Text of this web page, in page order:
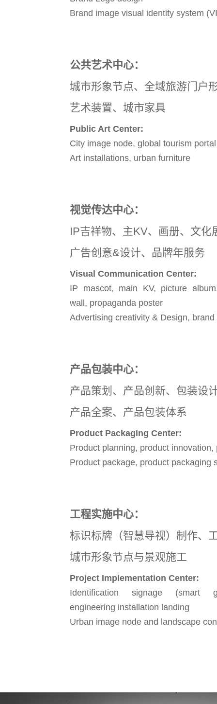
Brand image visual identity system
公共艺术中心：
城市形象节点、全域旅游门户
艺术装置、城市家具
Public Art Center:
City image node, global tourism
Art installations, urban furniture
视觉传达中心：
IP吉祥物、主KV、画册、文化
广告创意&设计、品牌年服务
Visual Communication Center:
IP mascot, main KV, picture
wall, propaganda poster
Advertising creativity & Design,
产品包装中心：
产品策划、产品创新、包装设
产品全案、产品包装体系
Product Packaging Center:
Product planning, product innovation,
Product package, product packaging
工程实施中心：
标识标牌（智慧导视）制作、
城市形象节点与景观施工
Project Implementation Center:
Identification signage (smart
engineering installation landing
Urban image node and landscape